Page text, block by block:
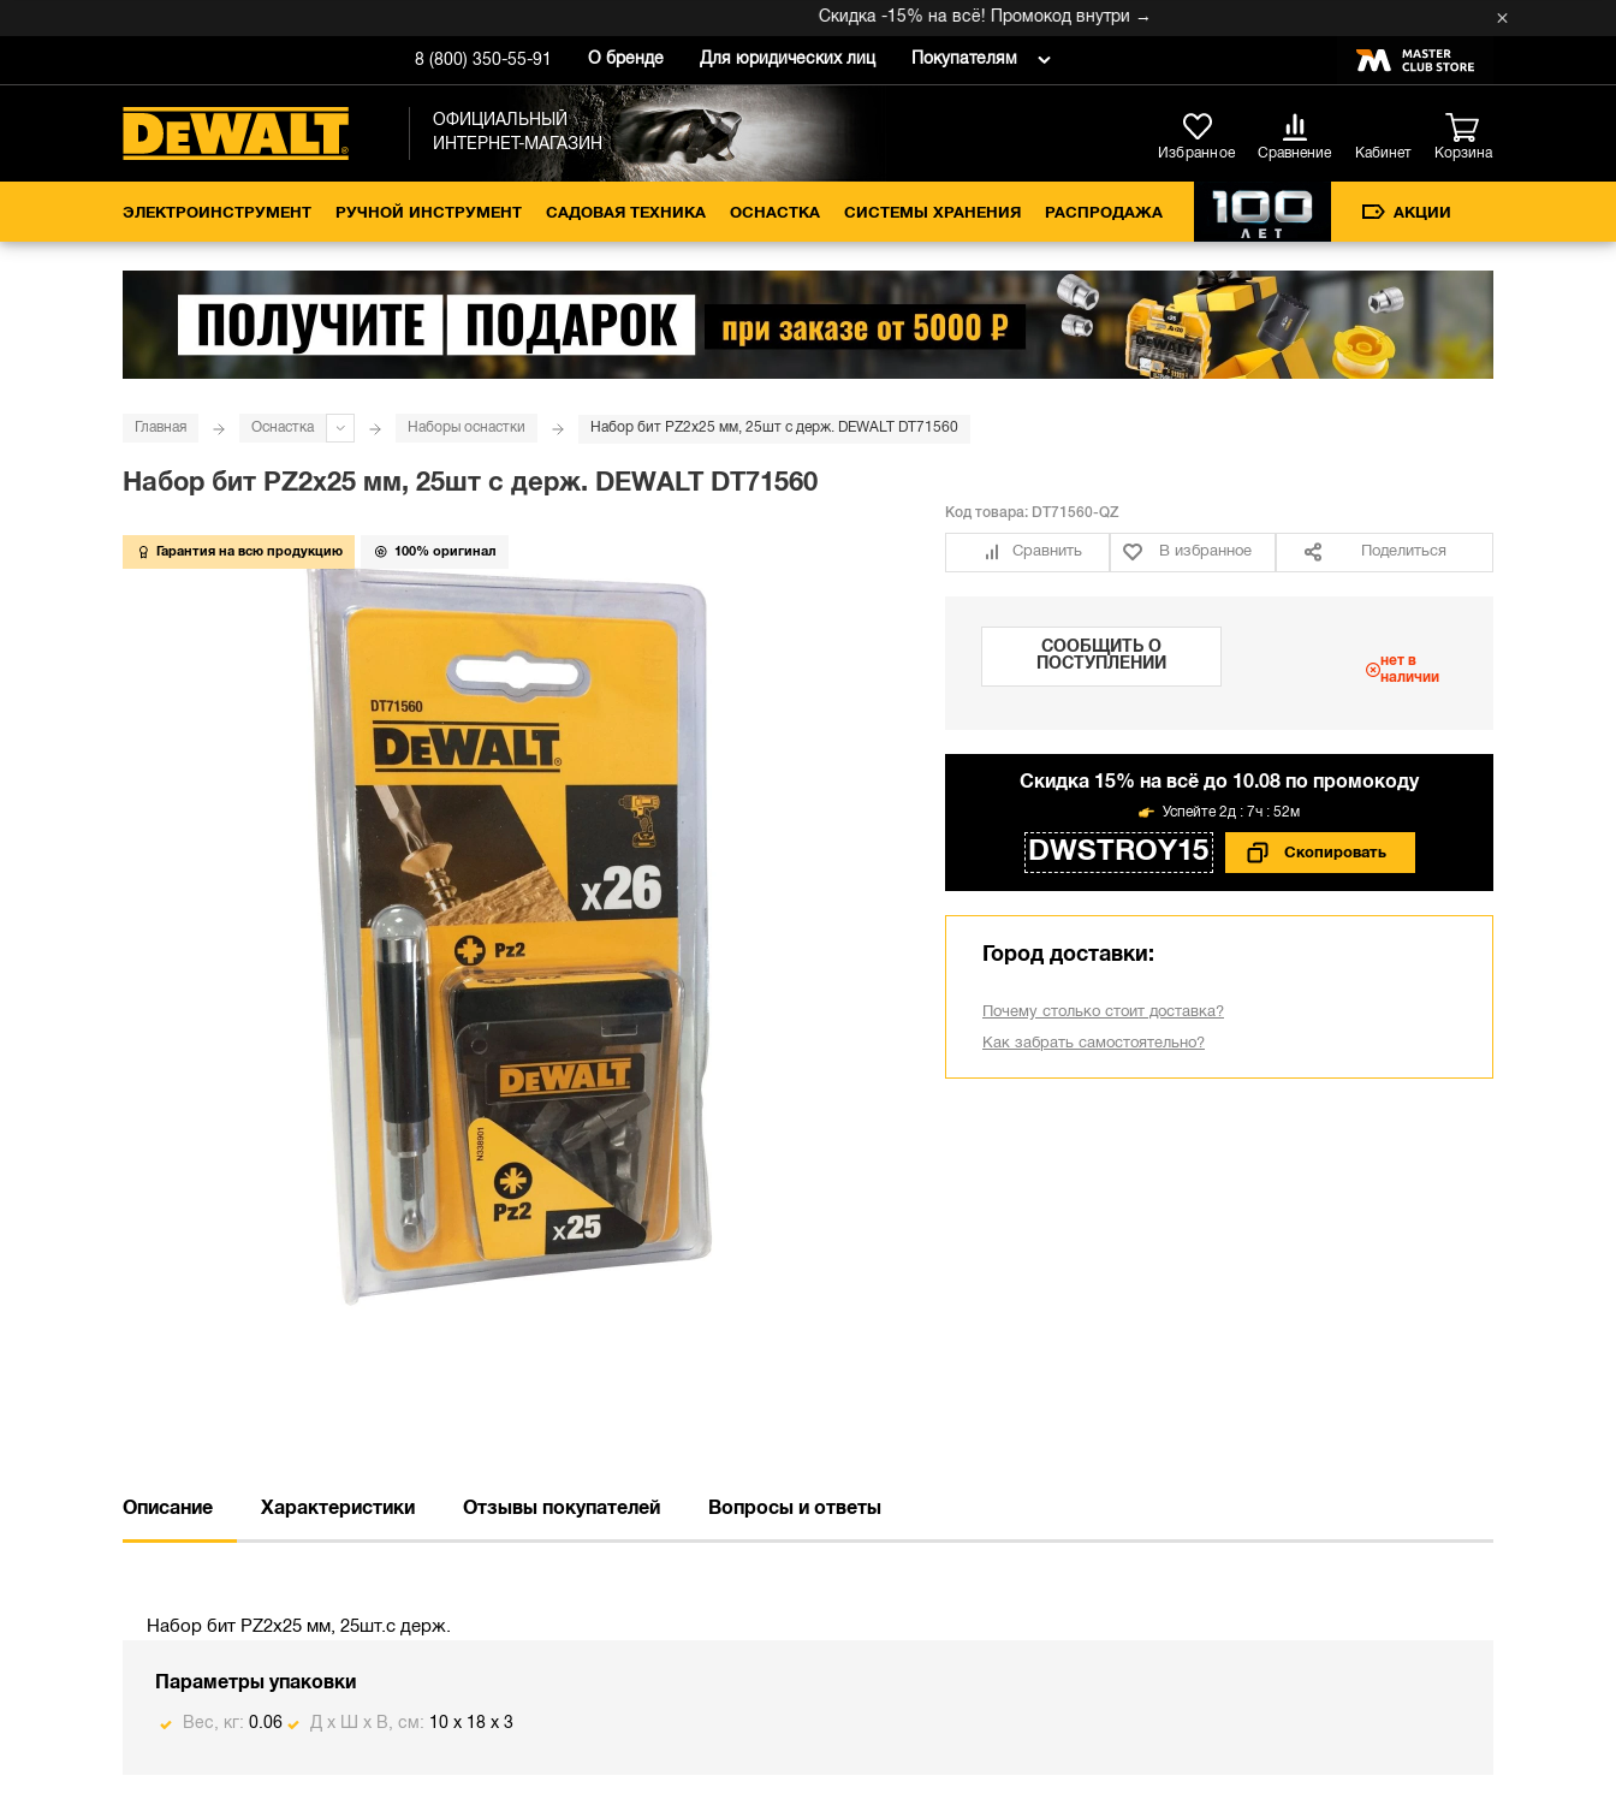
Скидка -15% на всё! Промокод внутри →
8 (800) 350-55-91 О бренде Для юридических лиц Покупателям
ОФИЦИАЛЬНЫЙ
ИНТЕРНЕТ-МАГАЗИН
Избранное Сравнение Кабинет Корзина
ЭЛЕКТРОИНСТРУМЕНТ РУЧНОЙ ИНСТРУМЕНТ САДОВАЯ ТЕХНИКА ОСНАСТКА СИСТЕМЫ ХРАНЕНИЯ РАСПРОДАЖА АКЦИИ
Главная Оснастка Наборы оснастки Набор бит PZ2x25 мм, 25шт с держ. DEWALT DT71560
Набор бит PZ2x25 мм, 25шт с держ. DEWALT DT71560
Гарантия на всю продукцию 100% оригинал
Код товара: DT71560-QZ
Сравнить В избранное Поделиться
СООБЩИТЬ О
ПОСТУПЛЕНИИ
нет в
наличии
Cкидка 15% на всё до 10.08 по промокоду
DWSTROY15
2д : 7ч : 52м
Город доставки:
Почему столько стоит доставка?
Как забрать самостоятельно?
Описание Характеристики Отзывы покупателей Вопросы и ответы
Набор бит PZ2x25 мм, 25шт.с держ.
Параметры упаковки
Вес, кг: 0.06 Д х Ш х В, см: 10 x 18 x 3